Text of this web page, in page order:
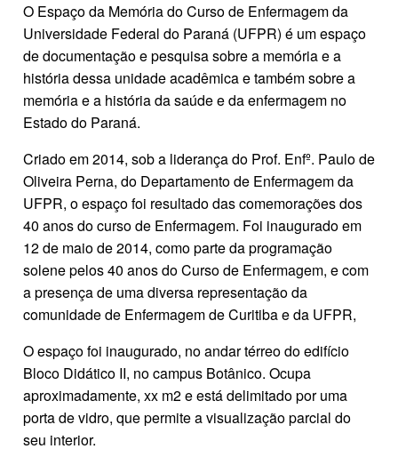
O Espaço da Memória do Curso de Enfermagem da
Universidade Federal do Paraná (UFPR) é um espaço
de documentação e pesquisa sobre a memória e a
história dessa unidade acadêmica e também sobre a
memória e a história da saúde e da enfermagem no
Estado do Paraná.
Criado em 2014, sob a liderança do Prof. Enfº. Paulo de
Oliveira Perna, do Departamento de Enfermagem da
UFPR, o espaço foi resultado das comemorações dos
40 anos do curso de Enfermagem. Foi inaugurado em
12 de maio de 2014, como parte da programação
solene pelos 40 anos do Curso de Enfermagem, e com
a presença de uma diversa representação da
comunidade de Enfermagem de Curitiba e da UFPR,
O espaço foi inaugurado, no andar térreo do edifício
Bloco Didático II, no campus Botânico. Ocupa
aproximadamente, xx m2 e está delimitado por uma
porta de vidro, que permite a visualização parcial do
seu interior.